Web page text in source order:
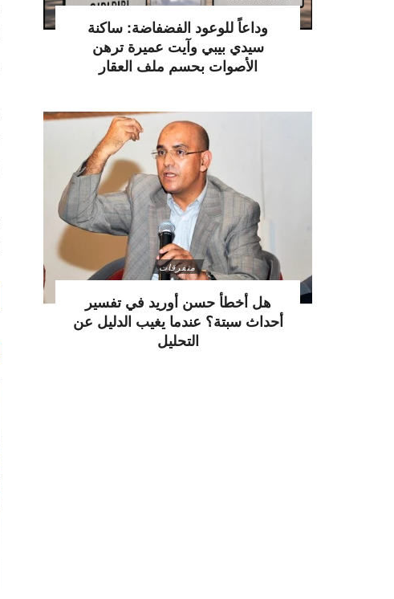
وداعاً للوعود الفضفاضة: ساكنة
سيدي بيبي وآيت عميرة ترهن
الأصوات بحسم ملف العقار
متفرقات
هل أخطأ حسن أوريد في تفسير
أحداث سبتة؟ عندما يغيب الدليل عن
التحليل